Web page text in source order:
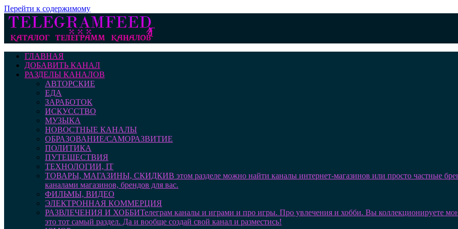
Перейти к содержимому
ГЛАВНАЯ
ДОБАВИТЬ КАНАЛ
РАЗДЕЛЫ КАНАЛОВ
АВТОРСКИЕ
ЕДА
ЗАРАБОТОК
ИСКУССТВО
МУЗЫКА
НОВОСТНЫЕ КАНАЛЫ
ОБРАЗОВАНИЕ/САМОРАЗВИТИЕ
ПОЛИТИКА
ПУТЕШЕСТВИЯ
ТЕХНОЛОГИИ, IT
ТОВАРЫ, МАГАЗИНЫ, СКИДКИВ этом разделе можно найти каналы интернет-магазинов или просто частные
каналами магазинов, брендов для вас.
ФИЛЬМЫ, ВИДЕО
ЭЛЕКТРОННАЯ КОММЕРЦИЯ
РАЗВЛЕЧЕНИЯ И ХОББИТелеграм каналы и играми и про игры. Про увлечения и хобби. Вы коллекционируете
это тот самый раздел. Да и вообще создай свой канал и разместись!